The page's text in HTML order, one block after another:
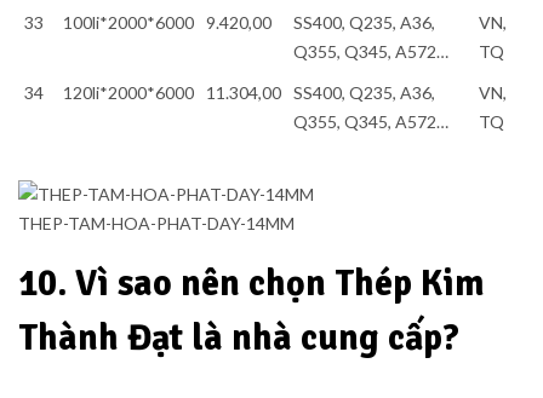
33
100li*2000*6000 9.420,00
SS400, Q235, A36,
Q355, Q345, A572…
VN,
TQ
34
120li*2000*6000 11.304,00 SS400, Q235, A36,
Q355, Q345, A572…
VN,
TQ
THEP-TAM-HOA-PHAT-DAY-14MM
10. Vì sao nên chọn Thép Kim
Thành Đạt là nhà cung cấp?